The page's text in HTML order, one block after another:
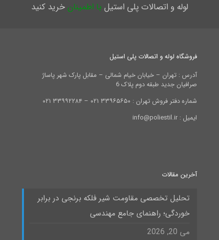
لوله و اتصالات پلی استیل با اطمینانخرید کنید
فروشگاه لوله و اتصالات پلی استیل
آدرس : تهران – خیابان خیام شمالی – مقابل پارک شهر پاساژ
صرافیان جدید طبقه دوم پلاک 6
شماره دفتر فروش تهران : ۳۳۹۶۵۶۵۰ ۰۲۱ – ۳۳۹۹۲۲۸۴ ۰۲۱
ایمیل : info@poliestil.ir
آخرین مقالات
تحلیل تخصصی مقاومت شیر فلکه برنجی در برابر
خوردگی؛ راهنمای جامع مهندسی
می 20, 2026